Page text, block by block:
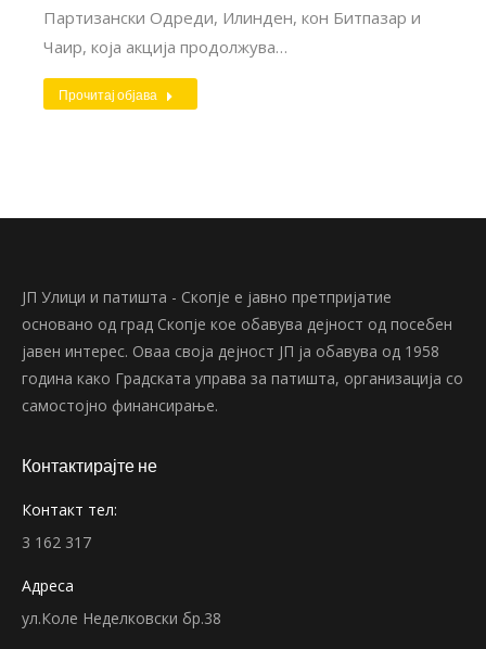
Партизански Одреди, Илинден, кон Битпазар и
Чаир, која акција продолжува…
Прочитај објава
ЈП Улици и патишта - Скопје е јавно претпријатие
основано од град Скопје кое обавува дејност од посебен
јавен интерес. Оваа своја дејност ЈП ја обавува од 1958
година како Градската управа за патишта, организација со
самостојно финансирање.
Контактирајте не
Контакт тел:
3 162 317
Адреса
ул.Коле Неделковски бр.38